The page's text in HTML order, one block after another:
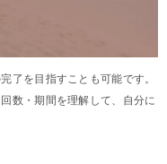
了を目指すことも可能です。
数・期間を理解して、自分に